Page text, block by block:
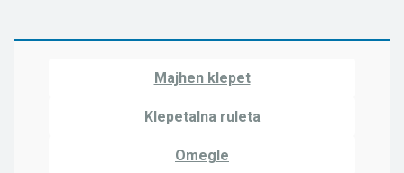
Majhen klepet
Klepetalna ruleta
Omegle